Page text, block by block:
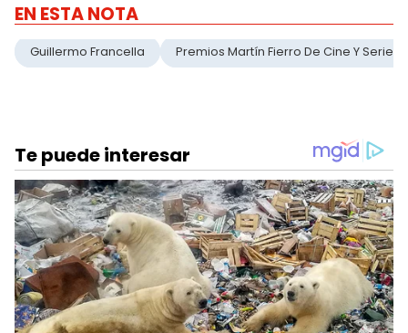
EN ESTA NOTA
Guillermo Francella Premios Martín Fierro De Cine Y Series